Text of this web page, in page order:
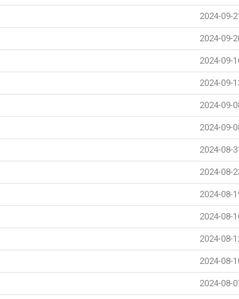
2024-09-
2024-09-
2024-09-
2024-09-
2024-09-
2024-09-
2024-08-
2024-08-
2024-08-
2024-08-
2024-08-
2024-08-
2024-08-